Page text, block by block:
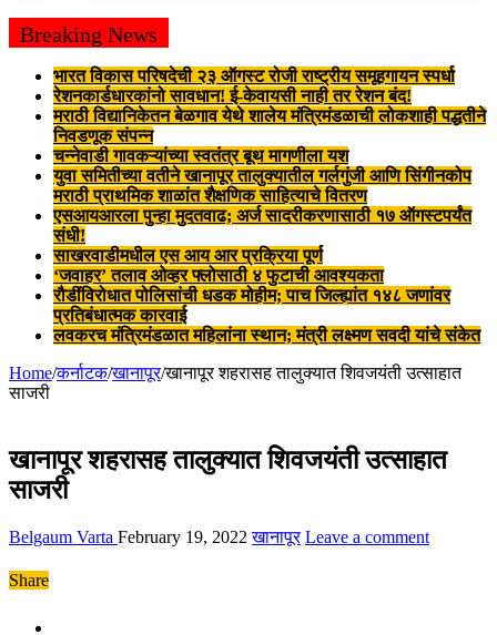
Breaking News
भारत विकास परिषदेची २३ ऑगस्ट रोजी राष्ट्रीय समूहगायन स्पर्धा
रेशनकार्डधारकांनो सावधान! ई-केवायसी नाही तर रेशन बंद!
मराठी विद्यानिकेतन बेळगाव येथे शालेय मंत्रिमंडळाची लोकशाही पद्धतीने
निवडणूक संपन्न
चन्नेवाडी गावकऱ्यांच्या स्वतंत्र बूथ मागणीला यश
युवा समितीच्या वतीने खानापूर तालुक्यातील गर्लगुंजी आणि सिंगीनकोप
मराठी प्राथमिक शाळांत शैक्षणिक साहित्याचे वितरण
एसआयआरला पुन्हा मुदतवाढ; अर्ज सादरीकरणासाठी १७ ऑगस्टपर्यंत
संधी!
साखरवाडीमधील एस आय आर प्रक्रिया पूर्ण
‘जवाहर’ तलाव ओव्हर फ्लोसाठी ४ फुटाची आवश्यकता
रौडींविरोधात पोलिसांची धडक मोहीम; पाच जिल्ह्यांत १४८ जणांवर
प्रतिबंधात्मक कारवाई
लवकरच मंत्रिमंडळात महिलांना स्थान; मंत्री लक्ष्मण सवदी यांचे संकेत
Home/कर्नाटक/खानापूर/खानापूर शहरासह तालुक्यात शिवजयंती उत्साहात
साजरी
खानापूर शहरासह तालुक्यात शिवजयंती उत्साहात
साजरी
Belgaum Varta February 19, 2022 खानापूर Leave a comment
Share